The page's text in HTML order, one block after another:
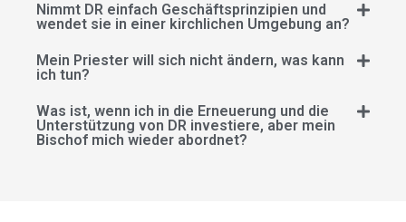
Nimmt DR einfach Geschäftsprinzipien und
wendet sie in einer kirchlichen Umgebung an?
Mein Priester will sich nicht ändern, was kann
ich tun?
Was ist, wenn ich in die Erneuerung und die
Unterstützung von DR investiere, aber mein
Bischof mich wieder abordnet?